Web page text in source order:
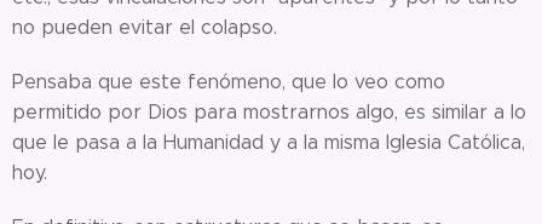
no pueden evitar el colapso.
Pensaba que este fenómeno, que lo veo como
permitido por Dios para mostrarnos algo, es similar a lo
que le pasa a la Humanidad y a la misma Iglesia Católica,
hoy.